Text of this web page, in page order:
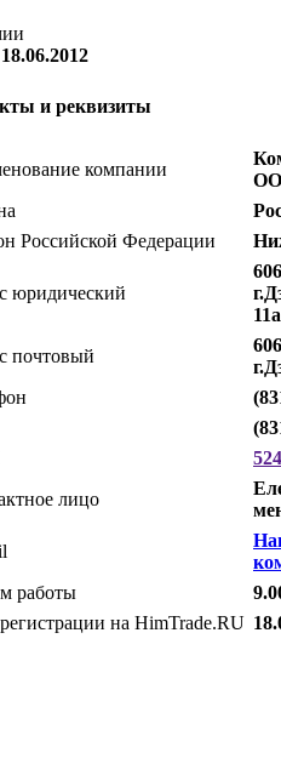
и реквизиты
компании
Российской Федерации
юридический
почтовый
лицо
работы
на HimTrade.RU